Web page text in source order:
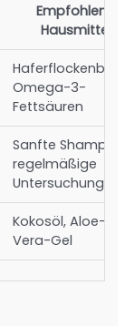
Empfohlene
Hausmittel
Omega-3-
Fettsäuren
Sanfte
regelmäßige
Untersuchung
Kokosöl, Aloe-
Vera-Gel